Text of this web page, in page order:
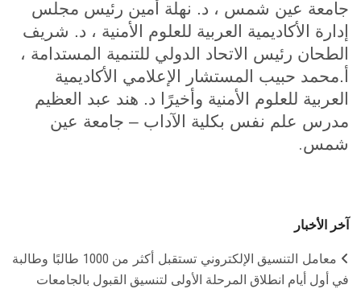
جامعة عين شمس ، د. نهلة أمين رئيس مجلس
إدارة الأكاديمية العربية للعلوم الأمنية ، د. شريف
الطحان رئيس الاتحاد الدولي للتنمية المستدامة ،
أ.محمد حبيب المستشار الإعلامي الأكاديمية
العربية للعلوم الأمنية وأخيرًا د. هند عبد العظيم
مدرس علم نفس بكلية الآداب – جامعة عين
شمس.
آخر الأخبار
معامل التنسيق الإلكتروني تستقبل أكثر من 1000 طالبًا وطالبة
في أول أيام انطلاق المرحلة الأولى لتنسيق القبول بالجامعات